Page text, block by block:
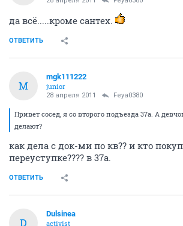
да всё.....кроме сантех.
ОТВЕТИТЬ
M
mgk111222
junior
28 апреля 2011 Feya0380
Привет сосед, я со второго подъезда 37а. А
делают?
как дела с док-ми по кв?? и кто
переуступке???? в 37а.
ОТВЕТИТЬ
D
Dulsinea
activist